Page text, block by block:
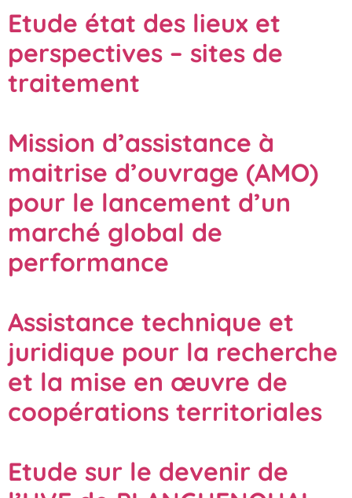
Etude état des lieux et
perspectives – sites de
traitement
Mission d’assistance à
maitrise d’ouvrage (AMO)
pour le lancement d’un
marché global de
performance
Assistance technique et
juridique pour la recherche
et la mise en œuvre de
coopérations territoriales
Etude sur le devenir de